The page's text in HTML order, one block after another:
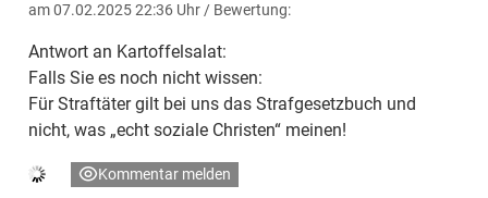
am 07.02.2025 22:36 Uhr/ Bewertung:
Antwort an Kartoffelsalat:
Falls Sie es noch nicht wissen:
Für Straftäter gilt bei uns das Strafgesetzbuch und
nicht, was „echt soziale Christen“ meinen!
Kommentar melden